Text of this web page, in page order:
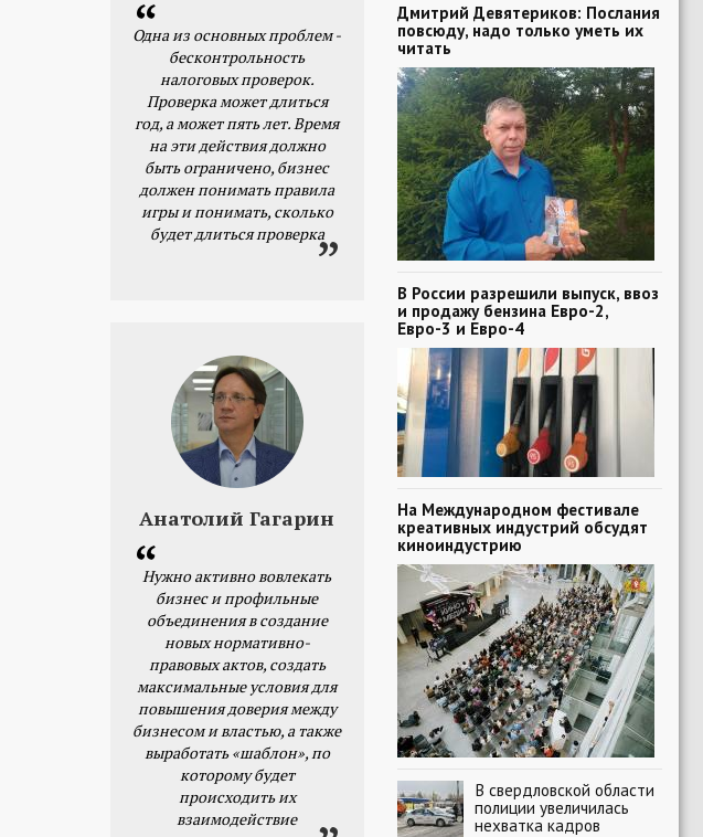
Одна из основных проблем -
бесконтрольность
налоговых проверок.
Проверка может длиться
год, а может пять лет. Время
на эти действия должно
быть ограничено, бизнес
должен понимать правила
игры и понимать, сколько
будет длиться проверка
Анатолий Гагарин
Нужно активно вовлекать
бизнес и профильные
объединения в создание
новых нормативно-
правовых актов, создать
максимальные условия для
повышения доверия между
бизнесом и властью, а также
выработать «шаблон», по
которому будет
происходить их
взаимодействие
Дмитрий Девятериков: Послания
повсюду, надо только уметь их
читать
В России разрешили выпуск, ввоз
и продажу бензина Евро-2,
Евро-3 и Евро-4
На Международном фестивале
креативных индустрий обсудят
киноиндустрию
В свердловской области
полиции увеличилась
нехватка кадров